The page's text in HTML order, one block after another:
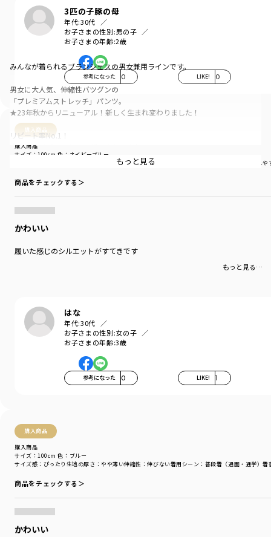
3匹の子豚の母
年代:30代
お子さまの性別:男の子
お子さまの年齢:2歳
参考になった 0 LIKE! 0
購入商品
購入商品
伸縮性：伸びる着用シーン 着替え
サイズ：100cm 色：ネイビーブルー
商品をチェックする＞
かわいい
履いた感じのシルエットがすてきです
もっと見る…
はな
年代:30代
お子さまの性別:女の子
お子さまの年齢:3歳
参考になった 0 LIKE! 1
購入商品
購入商品
サイズ感 ：ぴったり 生地の厚さ ：やや薄い伸縮性 ：伸びない着用シーン ：普段着（通園・通学）着
サイズ：100cm 色：ブルー
商品をチェックする＞
かわいい
みんなが着られるブランシェスの男女兼用ラインです。
男女に大人気、伸縮性バツグンの
「プレミアムストレッチ」パンツ。
★23年秋からリニューアル！新しく生まれ変わりました！
リピート率No.1！
定番ロングパンツとして親しまれてきた
「プレミアムストレッチ」、
ありながら、身体に程よくフィットするデザインに♪
なんども修正を重ねシルエットをアップデート！
デイリーでも履きやすいデザインだから
おしりを包みこむ形状で、しゃがんだときに
ずれにくい安心設計です。
一部にオーガニックコットンを使用。
絶妙な「ヴィンテージ感」を出したデニムです
-----
透け感：なし
伸縮性：あり
ポケット：あり
着用イメージ/カラー：ブルー
ブランド
もっと見る